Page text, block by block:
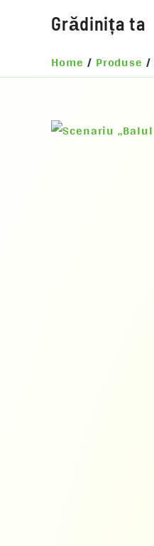
Grădinița ta
Home
Produse